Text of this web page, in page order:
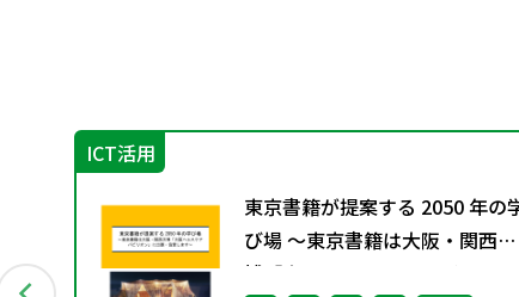
ICT活用
東京書籍が提案する 2050 年の
び場 ～東京書籍は大阪・関西万
博「大阪ヘルスケア パビリオ